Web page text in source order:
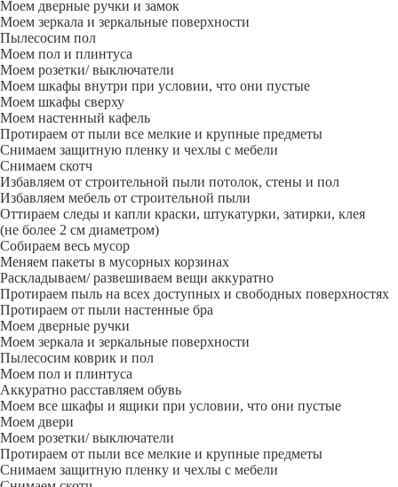
Моем дверные ручки и замок
Моем зеркала и зеркальные поверхности
Пылесосим пол
Моем пол и плинтуса
Моем розетки/ выключатели
Моем шкафы внутри при условии, что они пустые
Моем шкафы сверху
Моем настенный кафель
Протираем от пыли все мелкие и крупные предметы
Снимаем защитную пленку и чехлы с мебели
Снимаем скотч
Избавляем от строительной пыли потолок, стены и пол
Избавляем мебель от строительной пыли
Оттираем следы и капли краски, штукатурки, затирки, клея
(не более 2 см диаметром)
Собираем весь мусор
Меняем пакеты в мусорных корзинах
Раскладываем/ развешиваем вещи аккуратно
Протираем пыль на всех доступных и свободных поверхностях
Протираем от пыли настенные бра
Моем дверные ручки
Моем зеркала и зеркальные поверхности
Пылесосим коврик и пол
Моем пол и плинтуса
Аккуратно расставляем обувь
Моем все шкафы и ящики при условии, что они пустые
Моем двери
Моем розетки/ выключатели
Протираем от пыли все мелкие и крупные предметы
Снимаем защитную пленку и чехлы с мебели